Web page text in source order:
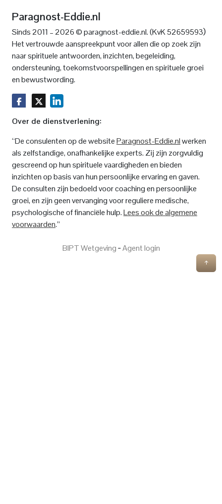
Paragnost-Eddie.nl
Sinds 2011 – 2026 © paragnost-eddie.nl. (KvK 52659593)
Het vertrouwde aanspreekpunt voor allen die op zoek zijn
naar spirituele antwoorden, inzichten, begeleiding,
ondersteuning, toekomstvoorspellingen en spirituele groei
en bewustwording.
Over de dienstverlening:
“De consulenten op de websiteParagnost-Eddie.nlwerken
als zelfstandige, onafhankelijke experts. Zij zijn zorgvuldig
gescreend op hun spirituele vaardigheden en bieden
inzichten op basis van hun persoonlijke ervaring en gaven.
De consulten zijn bedoeld voor coaching en persoonlijke
groei, en zijn geen vervanging voor reguliere medische,
psychologische of financiële hulp.Lees ook de algemene
voorwaarden.”
BIPT Wetgeving‐Agent login